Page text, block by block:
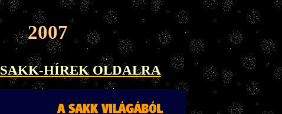
2007
HÍREK OLDALRA